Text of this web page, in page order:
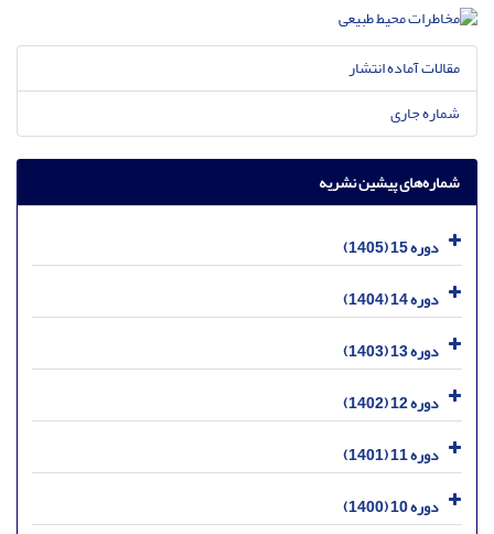
مقالات آماده انتشار
شماره جاری
شماره‌های پیشین نشریه
دوره 15 (1405)
دوره 14 (1404)
دوره 13 (1403)
دوره 12 (1402)
دوره 11 (1401)
دوره 10 (1400)